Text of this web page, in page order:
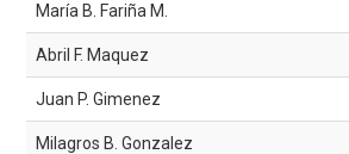
María B. Fariña M.
Abril F. Maquez
Juan P. Gimenez
Milagros B. Gonzalez